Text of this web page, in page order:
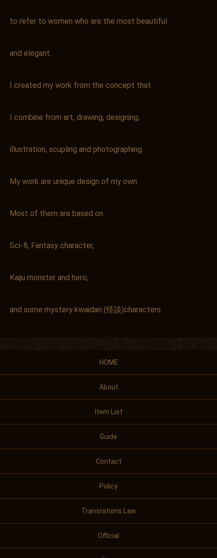
to refer to women who are the most beautiful
and elegant.
I created my work from the concept that
I combine from art, drawing, designing,
illustration, scupling and photographing.
My work are unique design of my own.
Most of them are based on
Sci-fi, Fantasy character,
Kaiju monster and hero,
and some mystery kwaidan (怪談)characters
HOME
About
Item List
Guide
Contact
Policy
Transrations Law
Official